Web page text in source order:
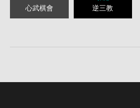
心武棋會 逆三教